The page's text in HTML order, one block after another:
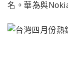
名。華為與